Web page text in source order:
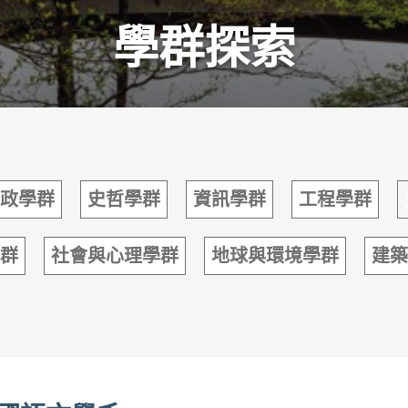
學群探索
學群 史哲學群 資訊學群 工程學群
社會與心理學群 地球與環境學群 建